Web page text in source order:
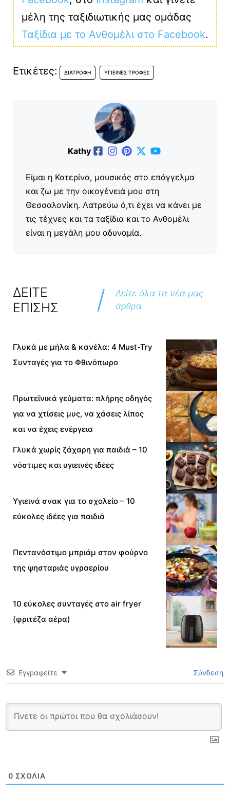
μέλη της ταξιδιωτικής μας ομάδας
Ταξίδια με το Ανθομέλι στο Facebook.
Ετικέτες: ΔΙΑΤΡΟΦΉ ΥΓΙΕΙΝΈΣ ΤΡΟΦΈΣ
Kathy
Είμαι η Κατερίνα, μουσικός στο επάγγελμα
και ζω με την οικογένειά μου στη
Θεσσαλονίκη. Λατρεύω ό,τι έχει να κάνει με
τις τέχνες και τα ταξίδια και το Ανθομέλι
είναι η μεγάλη μου αδυναμία.
ΔΕΙΤΕ
ΕΠΙΣΗΣ
/
Δείτε όλα τα νέα μας
άρθρα
Γλυκά με μήλα & κανέλα: 4 Must-Try
Συνταγές για το Φθινόπωρο
Πρωτεϊνικά γεύματα: πλήρης οδηγός
για να χτίσεις μυς, να χάσεις λίπος
και να έχεις ενέργεια
Γλυκά χωρίς ζάχαρη για παιδιά – 10
νόστιμες και υγιεινές ιδέες
Υγιεινά σνακ για το σχολείο – 10
εύκολες ιδέες για παιδιά
Πεντανόστιμο μπριάμ στον φούρνο
της ψησταριάς υγραερίου
10 εύκολες συνταγές στο air fryer
(φριτέζα αέρα)
Εγγραφείτε Σύνδεση
0 ΣΧΌΛΙΑ